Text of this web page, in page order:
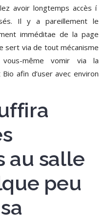
avoir longtemps accès í
Il y a pareillement le
imméditae de la page
sert via de tout mécanisme
même vomir via la
afin d’user avec environ
au salle
peu